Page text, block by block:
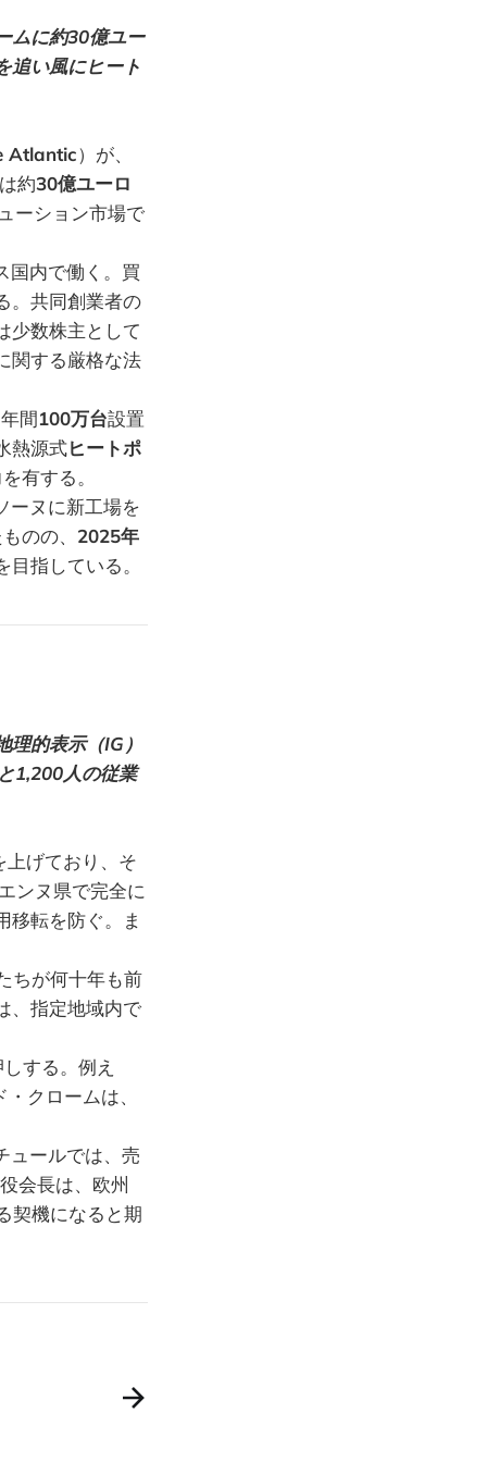
ムに約30億ユー
追い風にヒート
Atlantic）が、
約30億ユーロ
ーション市場で
国内で働く。買
。共同創業者の
少数株主として
関する厳格な法
間100万台設置
熱源式ヒートポ
有する。
ーヌに新工場を
のの、 2025年
指している。
的表示（IG）
1,200人の従業
上げており、そ
ンヌ県で完全に
移転を防ぐ。ま
ちが何十年も前
、指定地域内で
する。例え
クロームは、
ュールでは、売
会長は、欧州
契機になると期